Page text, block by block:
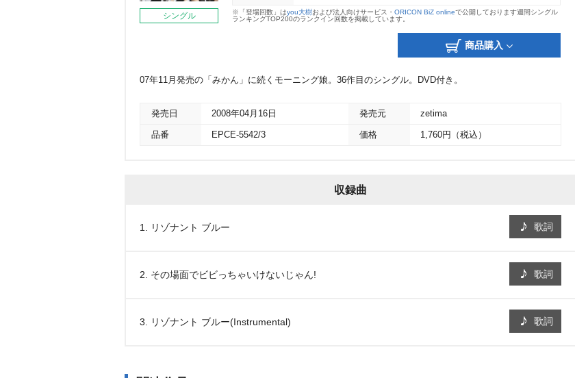
シングル ※「登場回数」はyou大樹および法人向けサービス・ ORICON BiZ onlineで公開しております週間シングル
ランキングTOP200のランクイン回数を掲載しています。
商品購入
07年11月発売の「みかん」に続くモーニング娘。36作目のシングル。DVD付き。
発売日 2008年04月16日 発売元 zetima
品番 EPCE-5542/3 価格 1,760円（税込）
収録曲
1. リゾナント ブルー 歌詞
2. その場面でビビっちゃいけないじゃん! 歌詞
3. リゾナント ブルー(Instrumental) 歌詞